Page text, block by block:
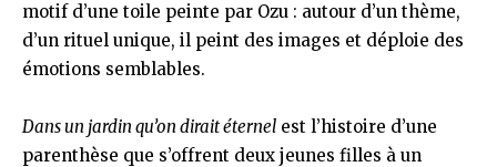
motif d’une toile peinte par Ozu : autour d’un thème,
d’un rituel unique, il peint des images et déploie des
émotions semblables.
Dans un jardin qu’on dirait éternel est l’histoire d’une
parenthèse que s’offrent deux jeunes filles à un